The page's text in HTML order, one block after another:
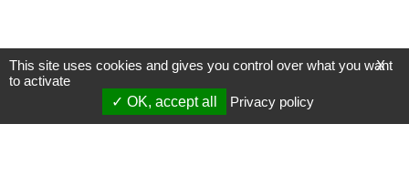
X
This site uses cookies and gives you control over what you want
to activate
OK, accept all
Privacy policy